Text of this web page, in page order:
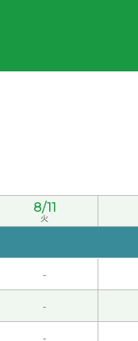
( 50代 男性 )
8/11
火
-
-
-